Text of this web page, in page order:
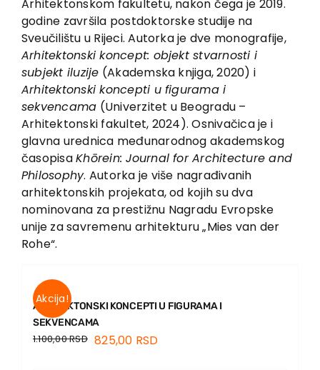
Autori
Vesti
EU PROJEKTI
Kontakt
Arhitektonskom fakultetu, nakon čega je 2019.
godine završila postdoktorske studije na
Sveučilištu u Rijeci. Autorka je dve monografije,
Arhitektonski koncept: objekt stvarnosti i
subjekt iluzije (Akademska knjiga, 2020) i
Arhitektonski koncepti u figurama i
sekvencama (Univerzitet u Beogradu –
Arhitektonski fakultet, 2024). Osnivačica je i
glavna urednica međunarodnog akademskog
časopisaKhōrein: Journal for Architecture and
Philosophy. Autorka je više nagrađivanih
arhitektonskih projekata, od kojih su dva
nominovana za prestižnu Nagradu Evropske
unije za savremenu arhitekturu „Mies van der
Rohe“.
Akcija!
ARHITEKTONSKI KONCEPTI U FIGURAMA I
SEKVENCAMA
1.100,00RSD 825,00 RSD